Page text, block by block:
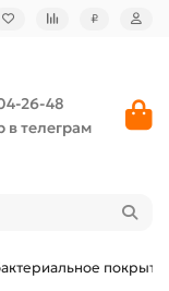
₽
26-48
телеграм